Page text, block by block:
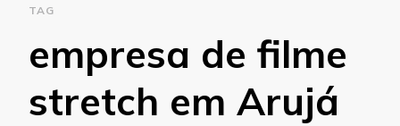
TAG
empresa de filme
stretch em Arujá